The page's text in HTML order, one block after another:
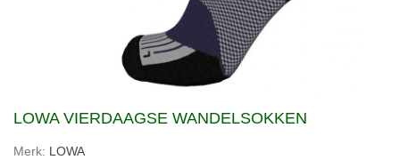
LOWA VIERDAAGSE WANDELSOKKEN
Merk: LOWA